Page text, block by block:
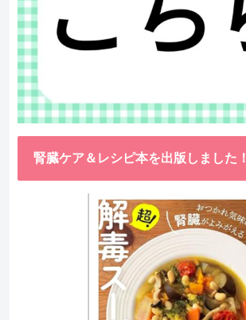
腎臓ケア＆レシピ本を出版しました！